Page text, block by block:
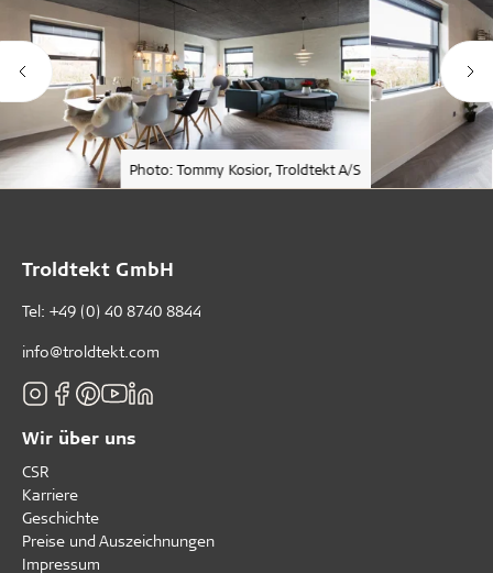
Photo: Tommy Kosior, Troldtekt A/S
Troldtekt GmbH
Tel: +49 (0) 40 8740 8844
info@troldtekt.com
Wir über uns
CSR
Karriere
Geschichte
Preise und Auszeichnungen
Impressum